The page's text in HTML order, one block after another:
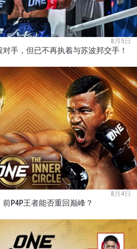
8月5日
手，但已不再执着与苏波邦交手！
8月4日
P4P王者能否重回巅峰？